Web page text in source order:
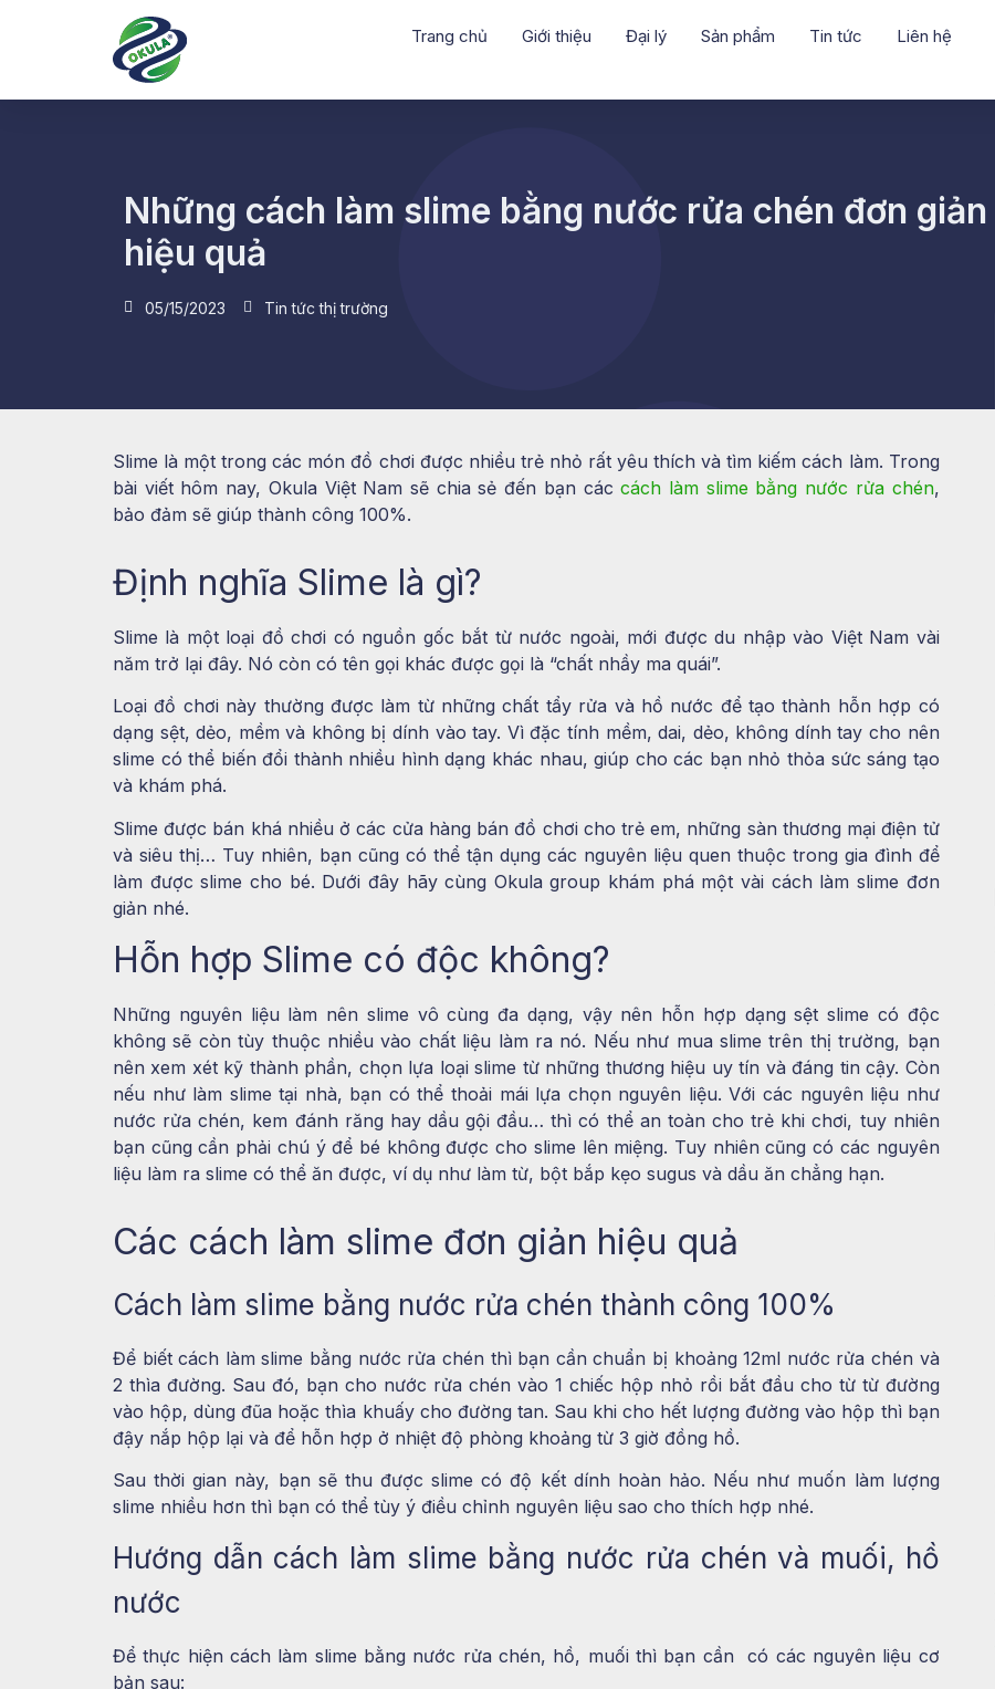
Trang chủ Giới thiệu Đại lý Sản phẩm Tin tức Liên hệ
Những cách làm slime bằng nước rửa chén đơn giản
hiệu quả
05/15/2023 Tin tức thị trường
Slime là một trong các món đồ chơi được nhiều trẻ nhỏ rất yêu thích và tìm kiếm cách làm. Trong
bài viết hôm nay, Okula Việt Nam sẽ chia sẻ đến bạn cáccách làm slime bằng nước rửa chén,
bảo đảm sẽ giúp thành công 100%.
Định nghĩa Slime là gì?
Slime là một loại đồ chơi có nguồn gốc bắt từ nước ngoài, mới được du nhập vào Việt Nam vài
năm trở lại đây. Nó còn có tên gọi khác được gọi là “chất nhầy ma quái”.
Loại đồ chơi này thường được làm từ những chất tẩy rửa và hồ nước để tạo thành hỗn hợp có
dạng sệt, dẻo, mềm và không bị dính vào tay. Vì đặc tính mềm, dai, dẻo, không dính tay cho nên
slime có thể biến đổi thành nhiều hình dạng khác nhau, giúp cho các bạn nhỏ thỏa sức sáng tạo
và khám phá.
Slime được bán khá nhiều ở các cửa hàng bán đồ chơi cho trẻ em, những sàn thương mại điện tử
và siêu thị… Tuy nhiên, bạn cũng có thể tận dụng các nguyên liệu quen thuộc trong gia đình để
làm được slime cho bé. Dưới đây hãy cùng Okula group khám phá một vài cách làm slime đơn
giản nhé.
Hỗn hợp Slime có độc không?
Những nguyên liệu làm nên slime vô cùng đa dạng, vậy nên hỗn hợp dạng sệt slime có độc
không sẽ còn tùy thuộc nhiều vào chất liệu làm ra nó. Nếu như mua slime trên thị trường, bạn
nên xem xét kỹ thành phần, chọn lựa loại slime từ những thương hiệu uy tín và đáng tin cậy. Còn
nếu như làm slime tại nhà, bạn có thể thoải mái lựa chọn nguyên liệu. Với các nguyên liệu như
nước rửa chén, kem đánh răng hay dầu gội đầu… thì có thể an toàn cho trẻ khi chơi, tuy nhiên
bạn cũng cần phải chú ý để bé không được cho slime lên miệng. Tuy nhiên cũng có các nguyên
liệu làm ra slime có thể ăn được, ví dụ như làm từ, bột bắp kẹo sugus và dầu ăn chẳng hạn.
Các cách làm slime đơn giản hiệu quả
Cách làm slime bằng nước rửa chén thành công 100%
Để biết cách làm slime bằng nước rửa chén thì bạn cần chuẩn bị khoảng 12ml nước rửa chén và
2 thìa đường. Sau đó, bạn cho nước rửa chén vào 1 chiếc hộp nhỏ rồi bắt đầu cho từ từ đường
vào hộp, dùng đũa hoặc thìa khuấy cho đường tan. Sau khi cho hết lượng đường vào hộp thì bạn
đậy nắp hộp lại và để hỗn hợp ở nhiệt độ phòng khoảng từ 3 giờ đồng hồ.
Sau thời gian này, bạn sẽ thu được slime có độ kết dính hoàn hảo. Nếu như muốn làm lượng
slime nhiều hơn thì bạn có thể tùy ý điều chỉnh nguyên liệu sao cho thích hợp nhé.
Hướng dẫn cách làm slime bằng nước rửa chén và muối, hồ
nước
Để thực hiện cách làm slime bằng nước rửa chén, hồ, muối thì bạn cần có các nguyên liệu cơ
bản sau: